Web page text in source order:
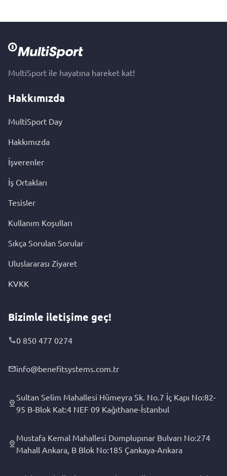
MultiSport ile hayatına hareket kat!
Hakkımızda
MultiSport Day
Hakkımızda
İşverenler
İş Ortakları
Tesisler
Kullanım Koşulları
Sıkça Sorulan Sorular
Uluslararası Ziyaret
KVKK
Bizimle iletişime geç!
0 850 477 0274
info@benefitsystems.com.tr
Sultan Selim Mahallesi Hümeyra Sk. No.7 İç Kapı No:82-
95 B-Blok Kat:4 NEF 09 Kağıthane-İstanbul
Mustafa Kemal Mahallesi Dumplupınar Bulvarı No:274
Mahall Ankara, B Blok No:185 Çankaya-Ankara